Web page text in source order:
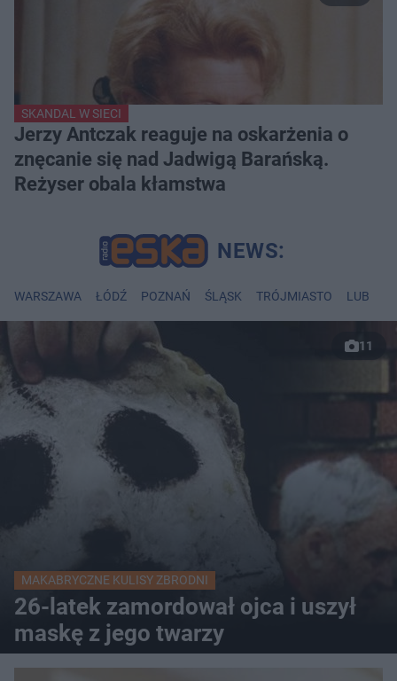
SKANDAL W SIECI
Jerzy Antczak reaguje na oskarżenia o
znęcanie się nad Jadwigą Barańską.
Reżyser obala kłamstwa
WARSZAWA ŁÓDŹ POZNAŃ ŚLĄSK TRÓJMIASTO LUBLIN
11
MAKABRYCZNE KULISY ZBRODNI
26-latek zamordował ojca i uszył
maskę z jego twarzy